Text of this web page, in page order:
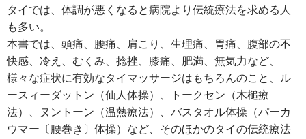
タイでは、体調が悪くなると病院より伝統療法を求める人
も多い。
本書では、頭痛、腰痛、肩こり、生理痛、胃痛、腹部の不
快感、冷え、むくみ、捻挫、膝痛、肥満、無気力など、
様々な症状に有効なタイマッサージはもちろんのこと、ル
ースィーダットン（仙人体操）、トークセン（木槌療
法）、ヌントーン（温熱療法）、バスタオル体操（パーカ
ウマー〔腰巻き〕体操）など、そのほかのタイの伝統療法